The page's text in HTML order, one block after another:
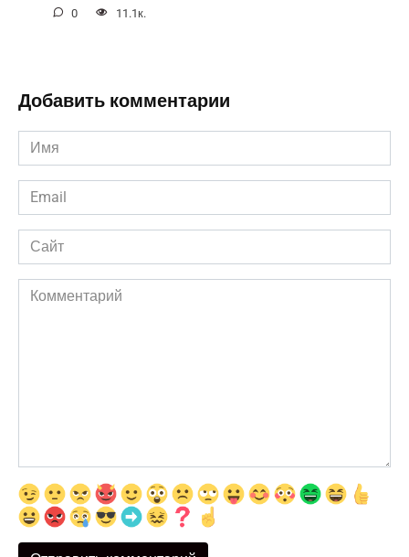
0 11.1к.
Добавить комментарии
Имя
*
Email
*
Сайт
Комментарий